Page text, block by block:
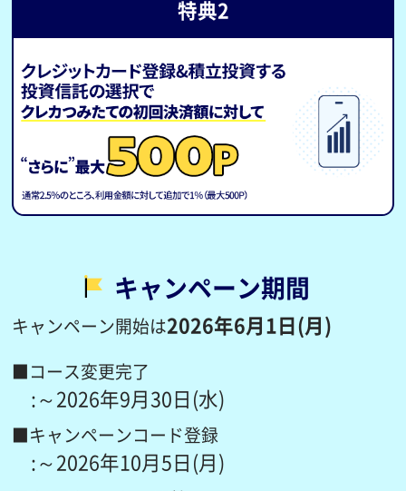
特典2
キャンペーン期間
キャンペーン開始は2026年6月1日(月)
■コース変更完了
:～2026年9月30日(水)
■キャンペーンコード登録
:～2026年10月5日(月)